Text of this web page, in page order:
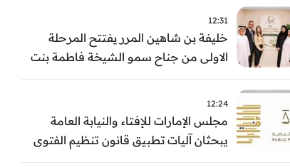
12:31
خليفة بن شاهين المرر يفتتح المرحلة
الاولى من جناح سمو الشيخة فاطمة بنت
مبارك للجراحة النسائية والتوليد في
12:24
مجلس الإمارات للإفتاء والنيابة العامة
يبحثان آليات تطبيق قانون تنظيم الفتوى
وضبط المخالفات